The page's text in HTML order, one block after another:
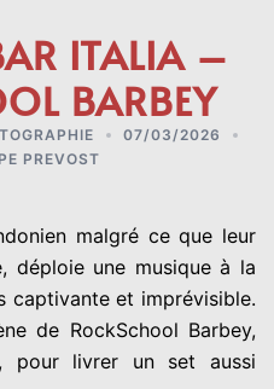
ITALIA –
BARBEY
07/03/2026
PREVOST
malgré ce que leur
déploie une musique à la
captivante et imprévisible.
de RockSchool Barbey,
pour livrer un set aussi